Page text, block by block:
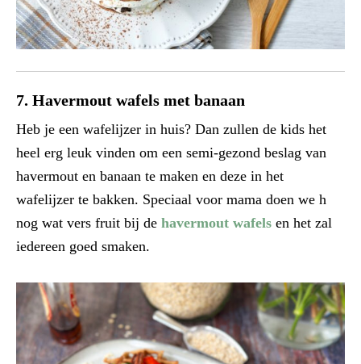
7. Havermout wafels met banaan
Heb je een wafelijzer in huis? Dan zullen de kids het
heel erg leuk vinden om een semi-gezond beslag van
havermout en banaan te maken en deze in het
wafelijzer te bakken. Speciaal voor mama doen we h
nog wat vers fruit bij de havermout wafels en het zal
iedereen goed smaken.